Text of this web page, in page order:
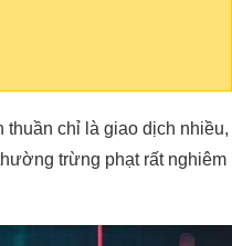
thuần chỉ là giao dịch nhiều,
trừng phạt rất nghiêm